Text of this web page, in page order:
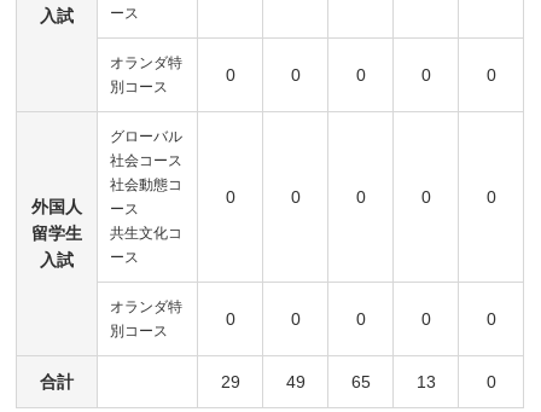
入試
ース
オランダ特
別コース
0 0 0 0 0
外国人
留学生
入試
グローバル
社会コース
社会動態コ
ース
共生文化コ
ース
0 0 0 0 0
オランダ特
別コース
0 0 0 0 0
合計 29 49 65 13 0